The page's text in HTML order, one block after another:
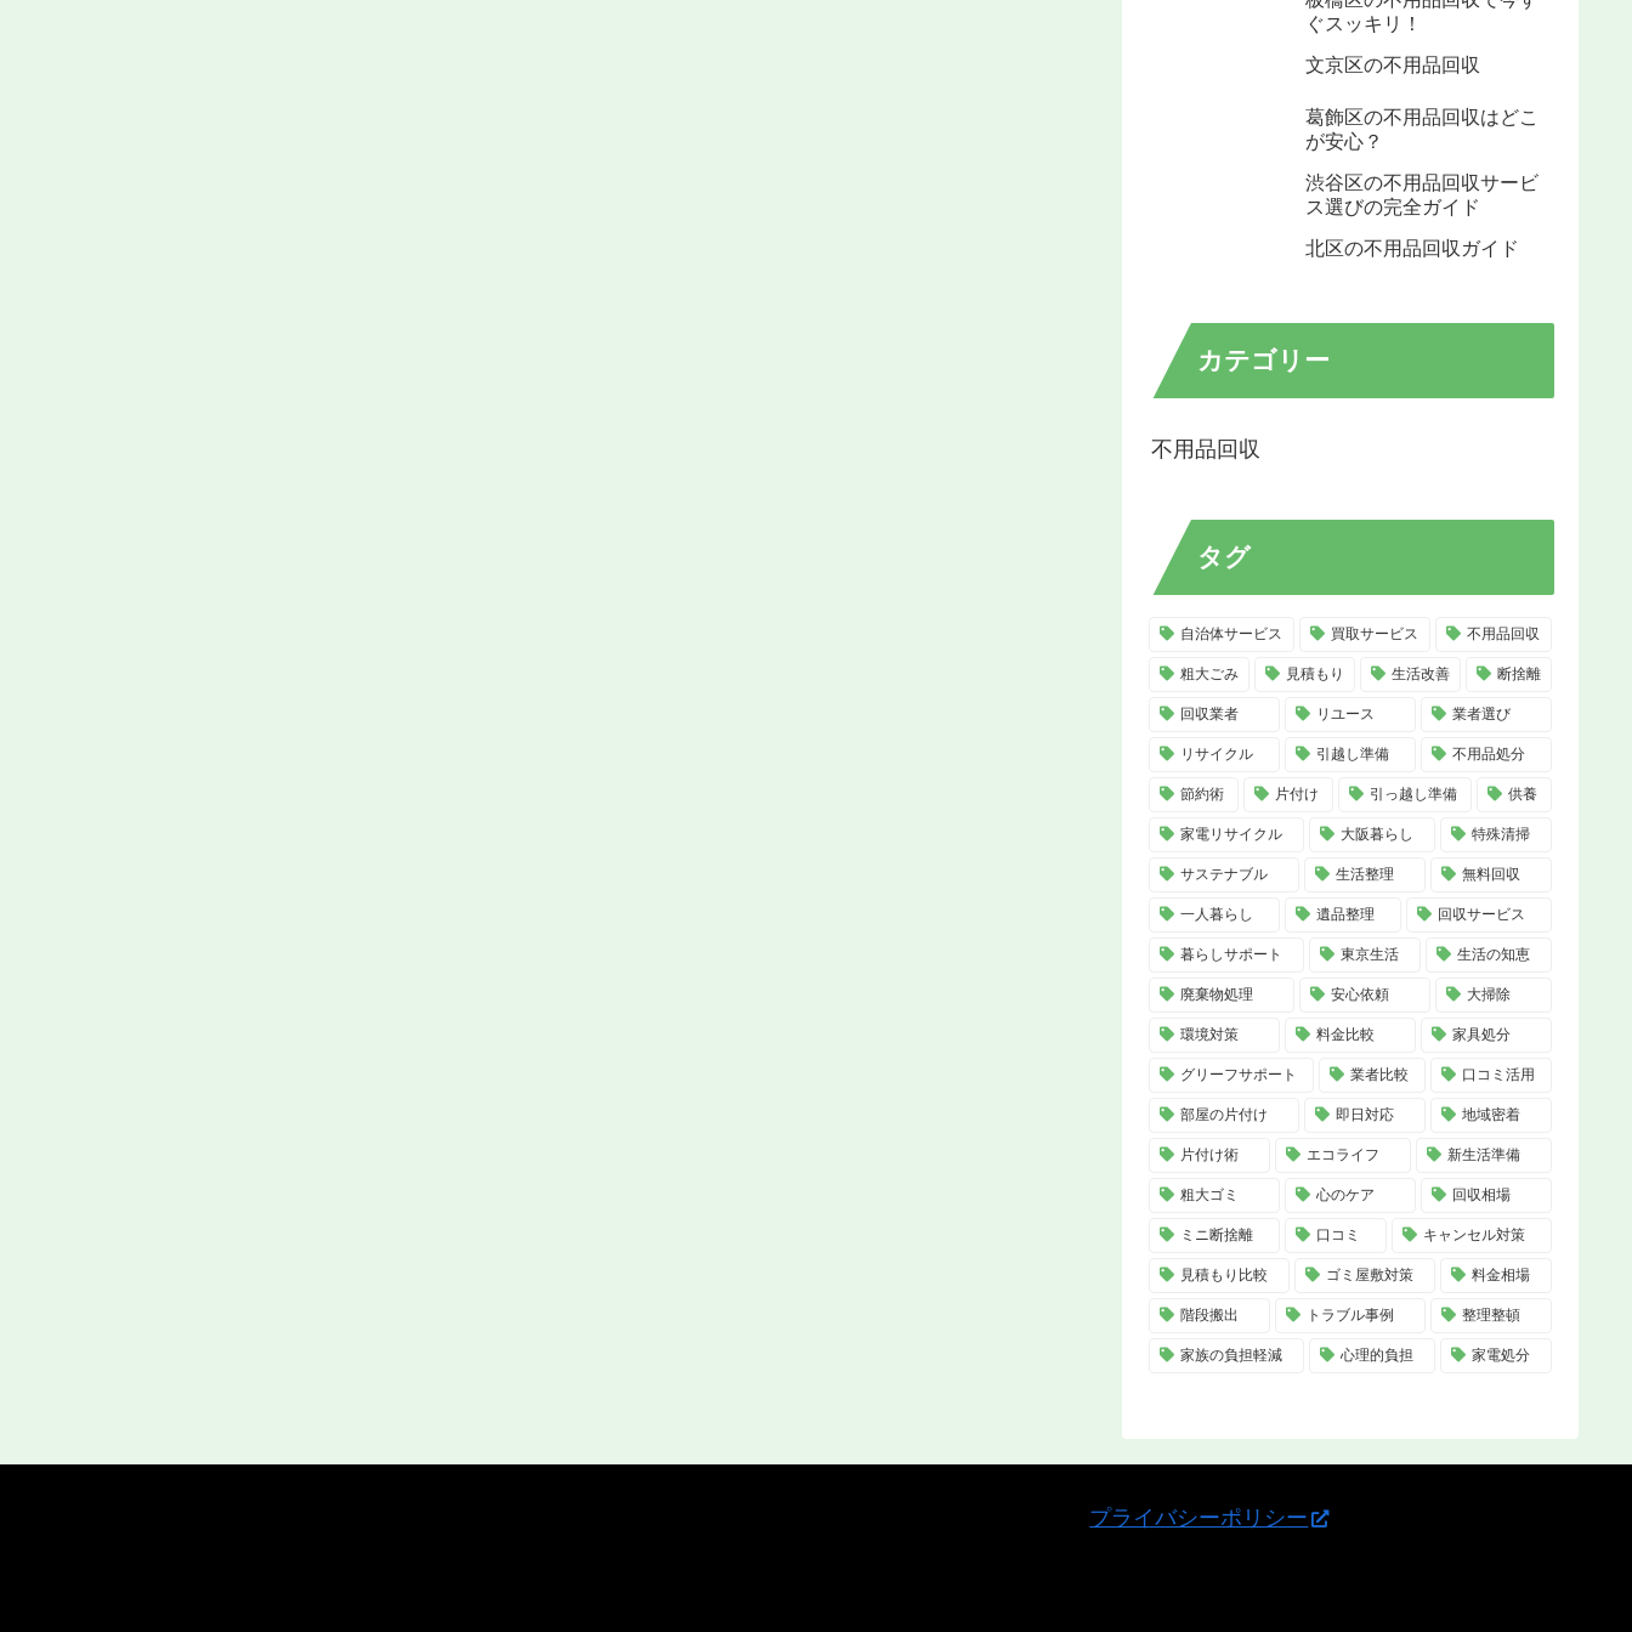
ぐスッキリ！
文京区の不用品回収
葛飾区の不用品回収はどこ
が安心？
渋谷区の不用品回収サービ
ス選びの完全ガイド
北区の不用品回収ガイド
カテゴリー
不用品回収
タグ
自治体サービス 買取サービス 不用品回収
粗大ごみ 見積もり 生活改善 断捨離
回収業者 リユース 業者選び
リサイクル 引越し準備 不用品処分
節約術 片付け 引っ越し準備 供養
家電リサイクル 大阪暮らし 特殊清掃
サステナブル 生活整理 無料回収
一人暮らし 遺品整理 回収サービス
暮らしサポート 東京生活 生活の知恵
廃棄物処理 安心依頼 大掃除
環境対策 料金比較 家具処分
グリーフサポート 業者比較 口コミ活用
部屋の片付け 即日対応 地域密着
片付け術 エコライフ 新生活準備
粗大ゴミ 心のケア 回収相場
ミニ断捨離 口コミ キャンセル対策
見積もり比較 ゴミ屋敷対策 料金相場
階段搬出 トラブル事例 整理整頓
家族の負担軽減 心理的負担 家電処分
プライバシーポリシー